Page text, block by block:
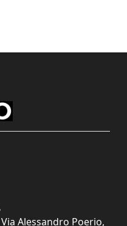
Alessandro Poerio,